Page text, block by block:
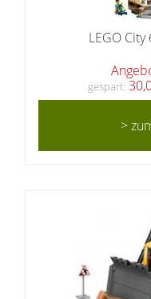
LEGO
gespart:
>